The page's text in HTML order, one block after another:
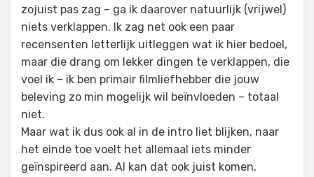
zojuist pas zag – ga ik daarover natuurlijk (vrijwel)
niets verklappen. Ik zag net ook een paar
recensenten letterlijk uitleggen wat ik hier bedoel,
maar die drang om lekker dingen te verklappen, die
voel ik – ik ben primair filmliefhebber die jouw
beleving zo min mogelijk wil beïnvloeden – totaal
niet.
Maar wat ik dus ook al in de intro liet blijken, naar
het einde toe voelt het allemaal iets minder
geïnspireerd aan. Al kan dat ook juist komen,